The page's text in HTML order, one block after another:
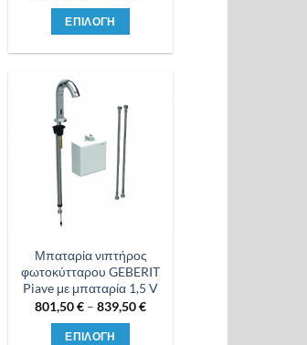
ΕΠΙΛΟΓΗ
πολλαπλές
παραλλαγές.
Οι
επιλογές
επιλεγούν
στη
σελίδα
προϊόντος
Προσθήκη
στη λίστα
επιθυμιών
Μπαταρία νιπτήρος
φωτοκύτταρου GEBERIT
Piave με μπαταρία 1,5 V
801,50€ – 839,50€Price
ΕΠΙΛΟΓΗ